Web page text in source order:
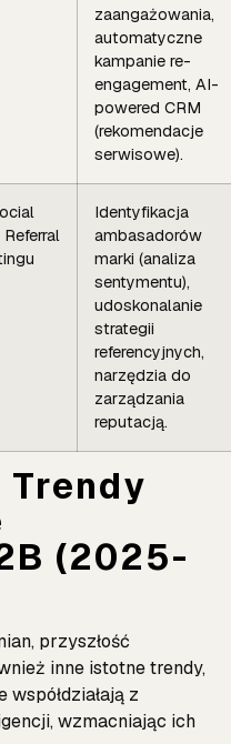
zaangażowania,
automatyczne
kampanie re-
engagement, AI-
powered CRM
(rekomendacje
serwisowe).
Identyfikacja
ambasadorów
marki (analiza
sentymentu),
udoskonalanie
strategii
referencyjnych,
narzędzia do
zarządzania
reputacją.
Trendy
(2025-
przyszłość
inne istotne trendy,
z
wzmacniając ich